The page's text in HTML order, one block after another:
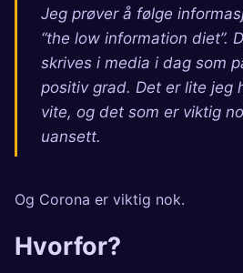
Jeg prøver å følge
“the low information diet”.
skrives i media i dag som
positiv grad. Det er lite jeg
vite, og det som er viktig
uansett.
Og Corona er viktig nok.
Hvorfor?